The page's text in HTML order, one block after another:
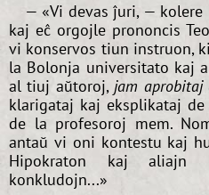
— «Vi devas ĵuri, —
kaj eĉ orgojle prononcis
vi konservos tiun instruon,
la Bolonja universitato kaj
al tiuj aŭtoroj, jam aprobitaj
klarigataj kaj eksplikataj
de la profesoroj mem.
antaŭ vi oni kontestu kaj
Hipokraton kaj
konkludojn...»